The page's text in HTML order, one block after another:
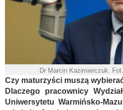
Dr Marcin Kazimierczuk.
Czy maturzyści muszą
Dlaczego pracownicy
Uniwersytetu Warmińsko-